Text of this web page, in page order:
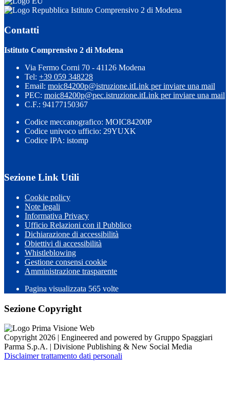
Istituto Comprensivo 2 di Modena
Contatti
Istituto Comprensivo 2 di Modena
Via Fermo Corni 70 - 41126 Modena
Tel: +39 059 348228
Email: moic84200p@istruzione.itLink per inviare una mail
PEC: moic84200p@pec.istruzione.itLink per inviare una mail
C.F.: 94177150367
Codice meccanografico: MOIC84200P
Codice univoco ufficio: 29YUXK
Codice IPA: istomp
Sezione Link Utili
Cookie policy
Note legali
Informativa Privacy
Ufficio Relazioni con il Pubblico
Dichiarazione di accessibilità
Obiettivi di accessibilità
Whistleblowing
Gestione consensi cookie
Amministrazione trasparente
Pagina visualizzata 565 volte
Sezione Copyright
Copyright 2026 | Engineered and powered by Gruppo Spaggiari
Parma S.p.A. | Divisione Publishing & New Social Media
Disclaimer trattamento dati personali